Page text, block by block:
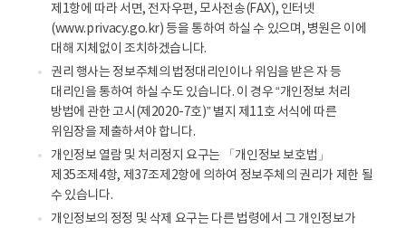
제1항에 따라 서면, 전자우편, 모사전송(FAX), 인터넷
(www.privacy.go.kr) 등을 통하여 하실 수 있으며, 병원은 이에
대해 지체없이 조치하겠습니다.
권리 행사는 정보주체의 법정대리인이나 위임을 받은 자 등
대리인을 통하여 하실 수도 있습니다. 이 경우 “개인정보 처리
방법에 관한 고시(제2020-7호)” 별지 제11호 서식에 따른
위임장을 제출하셔야 합니다.
개인정보 열람 및 처리정지 요구는 「개인정보 보호법」
제35조제4항, 제37조제2항에 의하여 정보주체의 권리가 제한 될
수 있습니다.
개인정보의 정정 및 삭제 요구는 다른 법령에서 그 개인정보가